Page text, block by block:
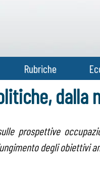
Rubriche
prospettive
degli obiettivi